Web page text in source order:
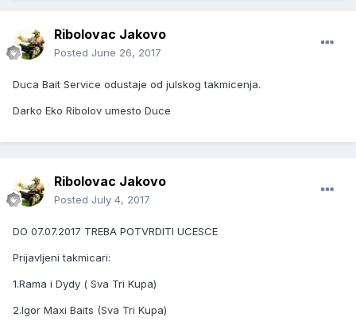
Ribolovac Jakovo
Posted June 26, 2017
Duca Bait Service odustaje od julskog takmicenja.
Darko Eko Ribolov umesto Duce
Ribolovac Jakovo
Posted July 4, 2017
DO 07.07.2017 TREBA POTVRDITI UCESCE
Prijavljeni takmicari:
1.Rama i Dydy ( Sva Tri Kupa)
2.Igor Maxi Baits (Sva Tri Kupa)